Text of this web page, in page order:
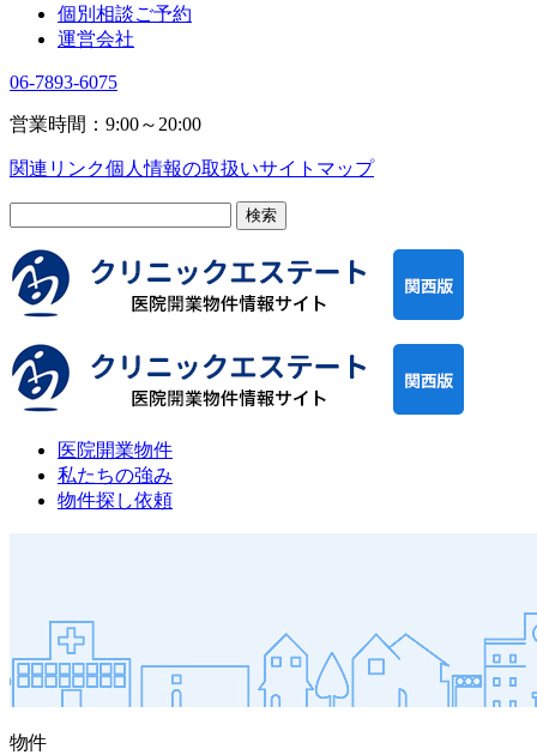
個別相談ご予約
運営会社
06-7893-6075
営業時間：9:00～20:00
関連リンク個人情報の取扱いサイトマップ
医院開業物件
私たちの強み
物件探し依頼
物件